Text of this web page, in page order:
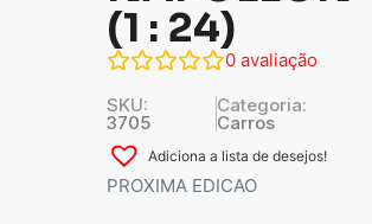
(1 : 24)
0 avaliação
SKU:
3705
Categoria:
Carros
Adiciona a lista de desejos!
PROXIMA EDICAO